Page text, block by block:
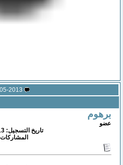
09-05-2013
برهوم
عضو
تاريخ التسجيل: Sep 2013
المشاركات: